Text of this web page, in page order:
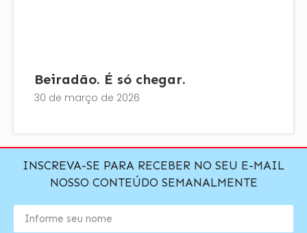
Beiradão. É só chegar.
30 de março de 2026
INSCREVA-SE PARA RECEBER NO SEU E-MAIL
NOSSO CONTEÚDO SEMANALMENTE